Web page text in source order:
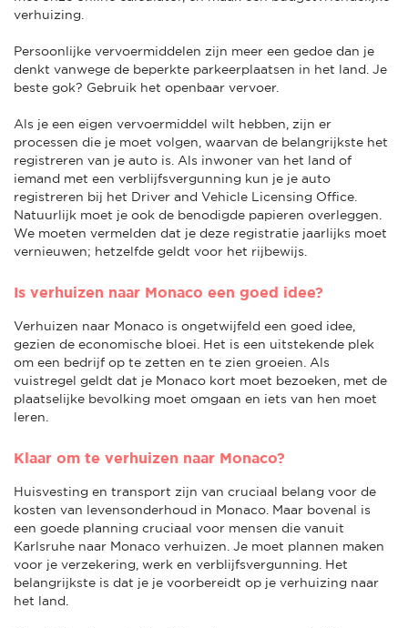
verhuizing.
Persoonlijke vervoermiddelen zijn meer een gedoe dan je
denkt vanwege de beperkte parkeerplaatsen in het land. Je
beste gok? Gebruik het openbaar vervoer.
Als je een eigen vervoermiddel wilt hebben, zijn er
processen die je moet volgen, waarvan de belangrijkste het
registreren van je auto is. Als inwoner van het land of
iemand met een verblijfsvergunning kun je je auto
registreren bij het Driver and Vehicle Licensing Office.
Natuurlijk moet je ook de benodigde papieren overleggen.
We moeten vermelden dat je deze registratie jaarlijks moet
vernieuwen; hetzelfde geldt voor het rijbewijs.
Is verhuizen naar Monaco een goed idee?
Verhuizen naar Monaco is ongetwijfeld een goed idee,
gezien de economische bloei. Het is een uitstekende plek
om een bedrijf op te zetten en te zien groeien. Als
vuistregel geldt dat je Monaco kort moet bezoeken, met de
plaatselijke bevolking moet omgaan en iets van hen moet
leren.
Klaar om te verhuizen naar Monaco?
Huisvesting en transport zijn van cruciaal belang voor de
kosten van levensonderhoud in Monaco. Maar bovenal is
een goede planning cruciaal voor mensen die vanuit
Karlsruhe naar Monaco verhuizen. Je moet plannen maken
voor je verzekering, werk en verblijfsvergunning. Het
belangrijkste is dat je je voorbereidt op je verhuizing naar
het land.